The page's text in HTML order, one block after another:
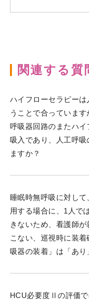
関連する質
ハイフローセラピー
うことで合っています
呼吸器回路のまたハ
吸入であり、人工呼
ますか？
睡眠時無呼吸に対し
用する場合に、1人で
きないため、看護師
こない、巡視時に装
吸器の装着」は「あり
HCU必要度Ⅱの評価